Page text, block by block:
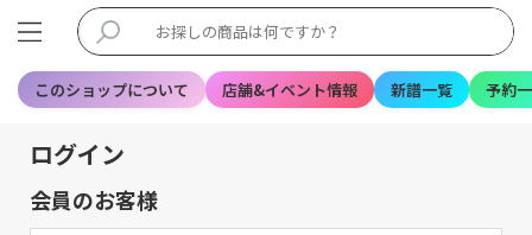
このショップについて 店舗&イベント情報 新譜一覧 予約
ログイン
会員のお客様